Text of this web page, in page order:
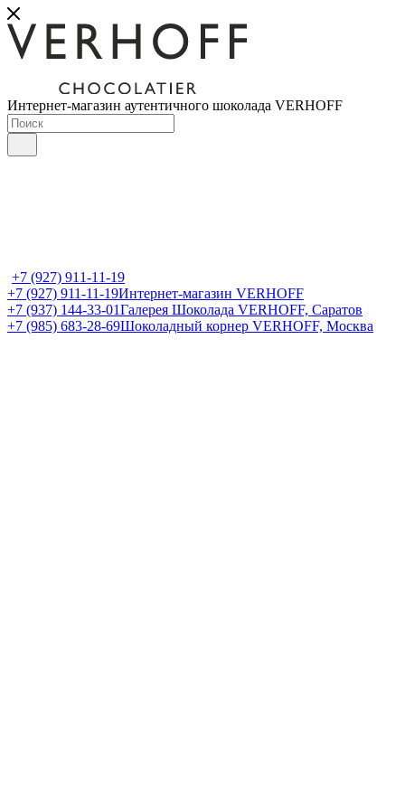
Интернет-магазин аутентичного шоколада VERHOFF
+7 (927) 911-11-19
+7 (927) 911-11-19Интернет-магазин VERHOFF
+7 (937) 144-33-01Галерея Шоколада VERHOFF, Саратов
+7 (985) 683-28-69Шоколадный корнер VERHOFF, Москва